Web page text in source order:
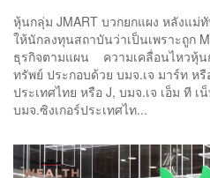
หุ้นกลุ่ม JMART บวกยกแผง หลังแม่
ให้นักลงทุนสถาบันว่าเป็นเพราะถูก
ธุรกิจตามแผน ความเคลื่อนไหวหุ้น
ทรัพย์ ประกอบด้วย บมจ.เจ มาร์ท หรื
ประเทศไทย หรือ J, บมจ.เจ เอ็ม ที เ
บมจ.ซิงเกอร์ประเทศไท...